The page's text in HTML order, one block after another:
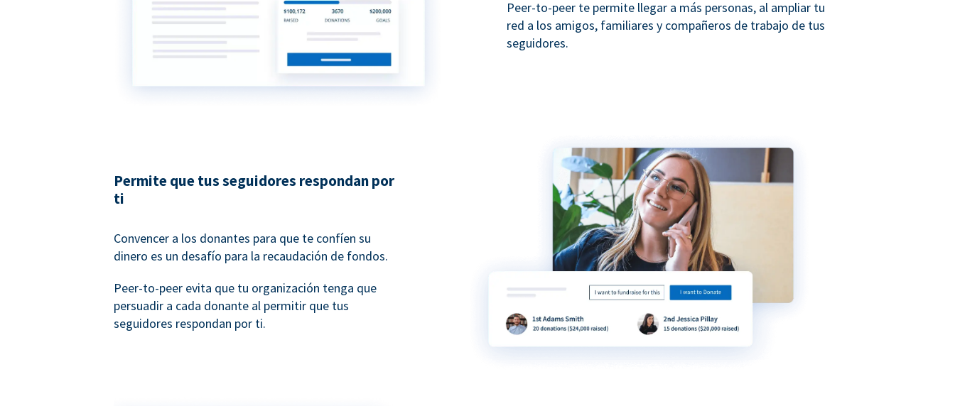
Peer-to-peer te permite llegar a más personas, al ampliar tu
red a los amigos, familiares y compañeros de trabajo de tus
seguidores.
Permite que tus seguidores respondan por
ti
Convencer a los donantes para que te confíen su
dinero es un desafío para la recaudación de fondos.
Peer-to-peer evita que tu organización tenga que
persuadir a cada donante al permitir que tus
seguidores respondan por ti.